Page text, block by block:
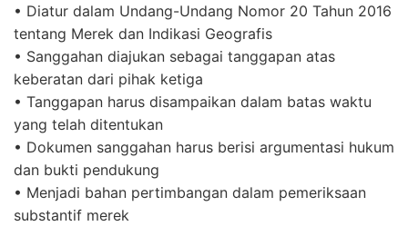
• Diatur dalam Undang-Undang Nomor 20 Tahun 2016
tentang Merek dan Indikasi Geografis
• Sanggahan diajukan sebagai tanggapan atas
keberatan dari pihak ketiga
• Tanggapan harus disampaikan dalam batas waktu
yang telah ditentukan
• Dokumen sanggahan harus berisi argumentasi hukum
dan bukti pendukung
• Menjadi bahan pertimbangan dalam pemeriksaan
substantif merek